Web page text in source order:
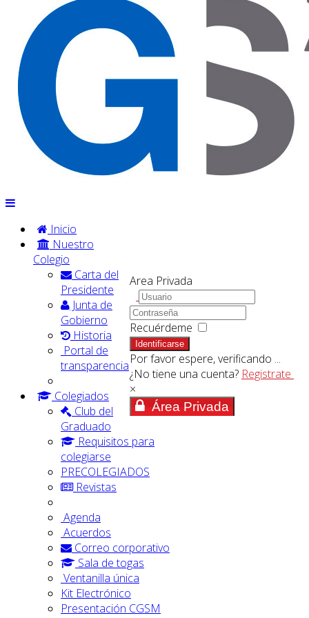
Area Privada
Recuérdeme
Identificarse
Por favor espere, verificando ...
¿No tiene una cuenta? Registrate
×
Área Privada
Inicio
Nuestro
Colegio
Carta del
Presidente
Junta de
Gobierno
Historia
Portal de
transparencia
Colegiados
Club del
Graduado
Requisitos para
colegiarse
PRECOLEGIADOS
Revistas
Agenda
Acuerdos
Correo corporativo
Sala de togas
Ventanilla única
Kit Electrónico
Presentación CGSM